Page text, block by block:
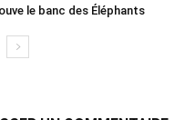
le banc des Éléphants